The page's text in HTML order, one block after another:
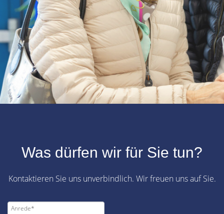
Was dürfen wir für Sie tun?
Kontaktieren Sie uns unverbindlich. Wir freuen uns auf Sie.